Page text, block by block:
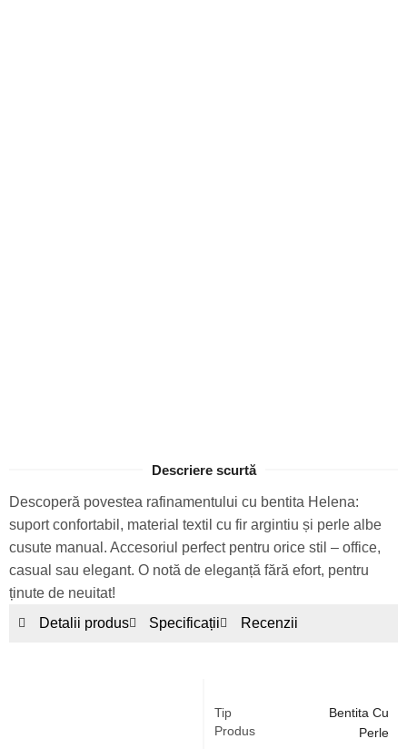
Descriere scurtă
Descoperă povestea rafinamentului cu bentita Helena:
suport confortabil, material textil cu fir argintiu și perle albe
cusute manual. Accesoriul perfect pentru orice stil – office,
casual sau elegant. O notă de eleganță fără efort, pentru
ținute de neuitat!
Detalii produs
Specificații Recenzii
Tip
Produs
Bentita Cu
Perle